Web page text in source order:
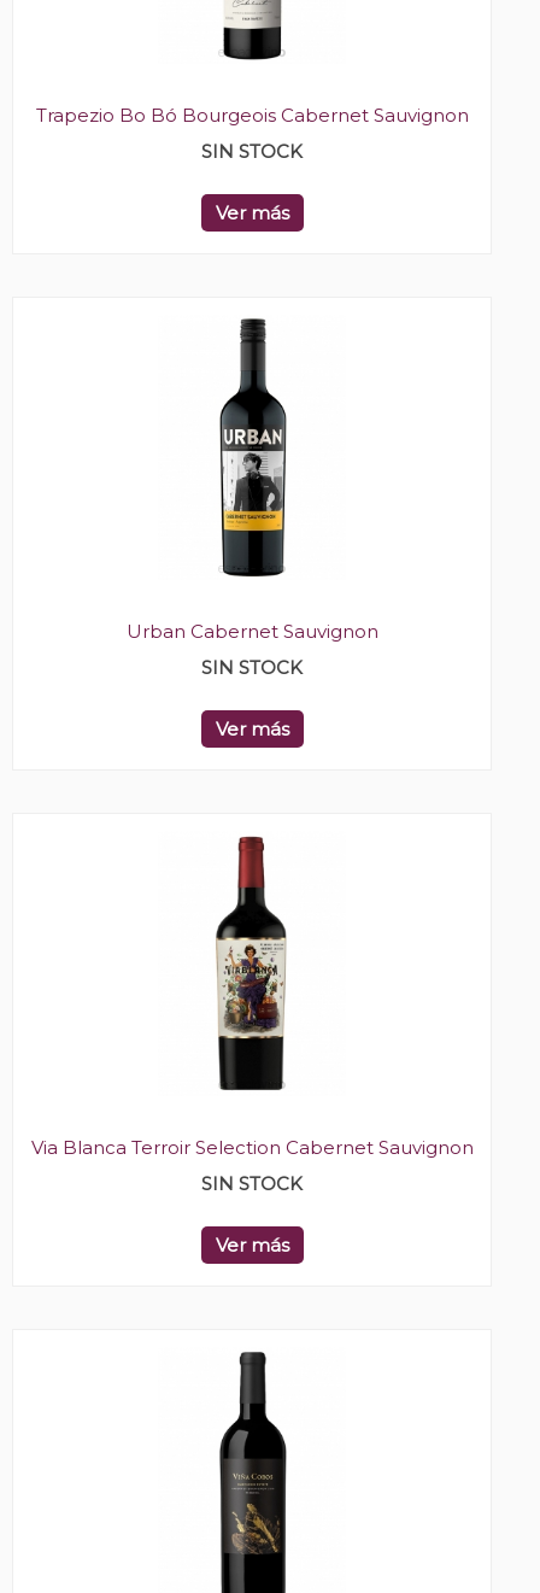
Trapezio Bo Bó Bourgeois Cabernet Sauvignon
SIN STOCK
Ver más
Urban Cabernet Sauvignon
SIN STOCK
Ver más
Via Blanca Terroir Selection Cabernet Sauvignon
SIN STOCK
Ver más